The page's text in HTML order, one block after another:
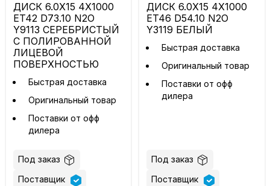
ДИСК 6.0X15 4X1000
ET42 D73.10 N2O
Y9113 СЕРЕБРИСТЫЙ
С ПОЛИРОВАННОЙ
ЛИЦЕВОЙ
ПОВЕРХНОСТЬЮ
Быстрая доставка
Оригинальный товар
Поставки от офф
дилера
Под заказ
Поставщик
ДИСК 6.0X15 4X1000
ET46 D54.10 N2O
Y3119 БЕЛЫЙ
Быстрая доставка
Оригинальный товар
Поставки от офф
дилера
Под заказ
Поставщик